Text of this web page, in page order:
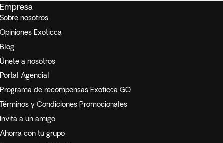
Empresa
Sobre nosotros
Opiniones Exoticca
Blog
Únete a nosotros
Portal Agencial
Programa de recompensas Exoticca GO
Términos y Condiciones Promocionales
Invita a un amigo
Ahorra con tu grupo